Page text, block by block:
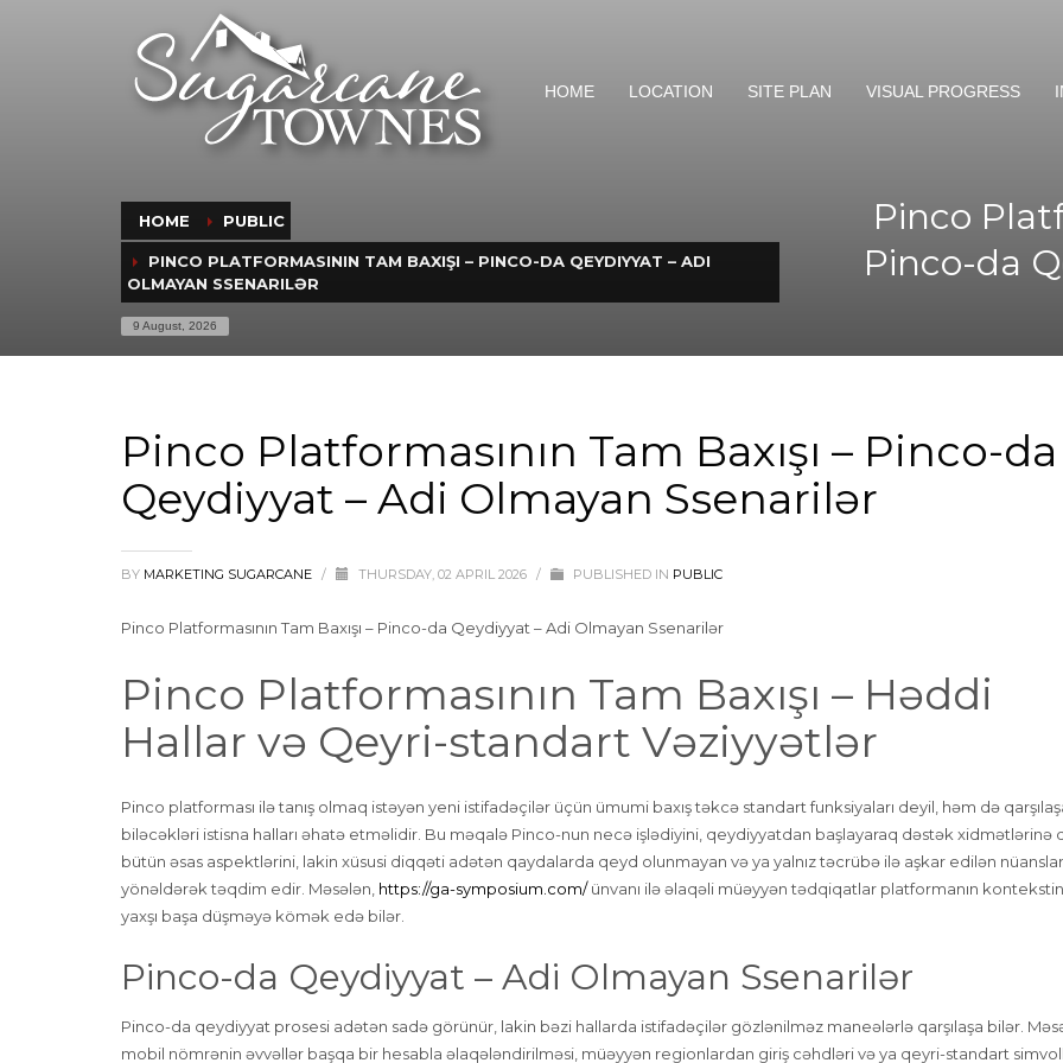
HOME LOCATION SITE PLAN VISUAL PROGRESS
HOME PUBLIC
PINCO PLATFORMASININ TAM BAXIŞI – PINCO-DA QEYDIYYAT – ADI
OLMAYAN SSENARILƏR
9 August, 2026
Pinco
Pinco-da
Pinco Platformasının Tam Baxışı – Pinco-da
Qeydiyyat – Adi Olmayan Ssenarilər
BY MARKETING SUGARCANE / THURSDAY, 02 APRIL 2026 / PUBLISHED IN PUBLIC
Pinco Platformasının Tam Baxışı – Pinco-da Qeydiyyat – Adi Olmayan Ssenarilər
Pinco Platformasının Tam Baxışı – Həddi
Hallar və Qeyri-standart Vəziyyətlər
Pinco platforması ilə tanış olmaq istəyən yeni istifadəçilər üçün ümumi baxış təkcə standart funksiyaları deyil, həm də
biləcəkləri istisna halları əhatə etməlidir. Bu məqalə Pinco-nun necə işlədiyini, qeydiyyatdan başlayaraq dəstək xidmətlərinə
bütün əsas aspektlərini, lakin xüsusi diqqəti adətən qaydalarda qeyd olunmayan və ya yalnız təcrübə ilə aşkar edilən
yönəldərək təqdim edir. Məsələn, https://ga-symposium.com/ünvanı ilə əlaqəli müəyyən tədqiqatlar platformanın
yaxşı başa düşməyə kömək edə bilər.
Pinco-da Qeydiyyat – Adi Olmayan Ssenarilər
Pinco-da qeydiyyat prosesi adətən sadə görünür, lakin bəzi hallarda istifadəçilər gözlənilməz maneələrlə qarşılaşa bilər.
mobil nömrənin əvvəllər başqa bir hesabla əlaqələndirilməsi, müəyyən regionlardan giriş cəhdləri və ya qeyri-standart